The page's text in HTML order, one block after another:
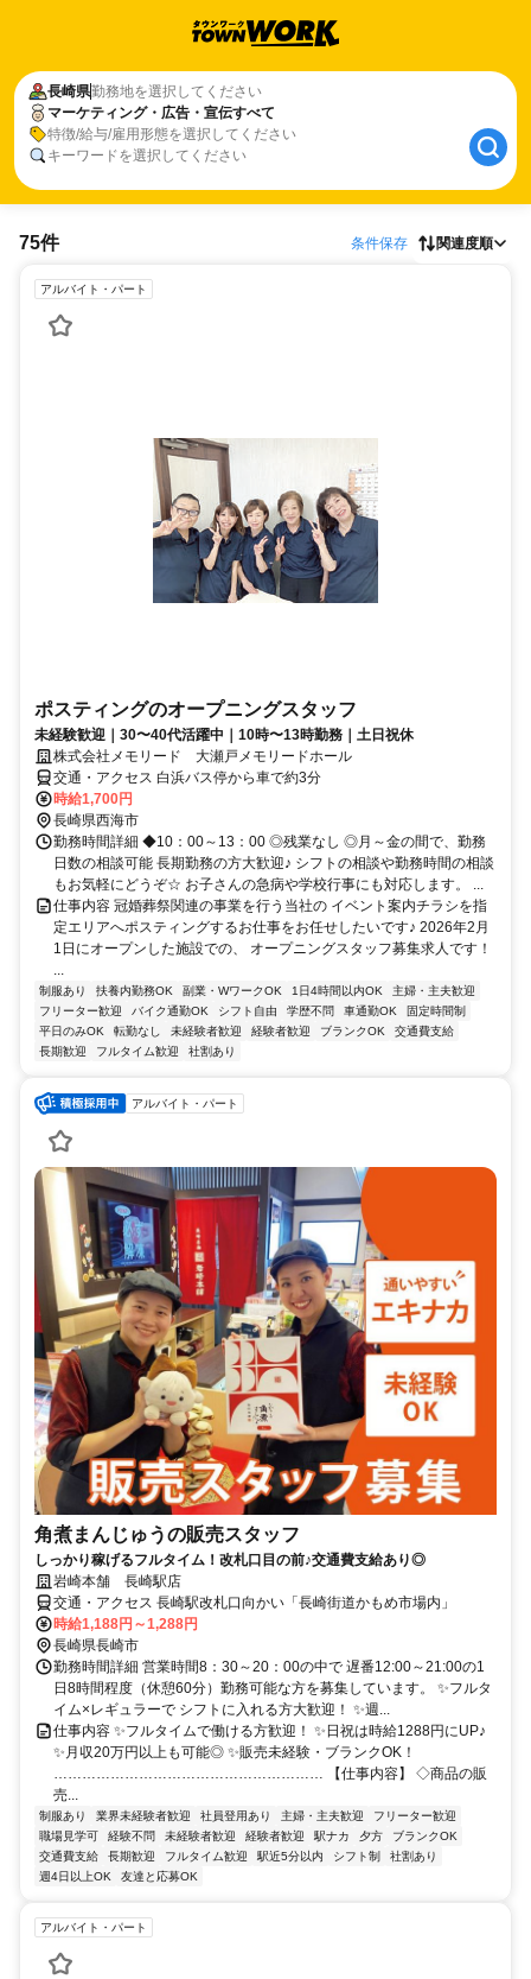
長崎県勤務地を選択してください
マーケティング・広告・宣伝すべて
特徴/給与/雇用形態を選択してください
キーワードを選択してください
75件 条件保存 関連度順
アルバイト・パート
ポスティングのオープニングスタッフ
未経験歓迎｜30〜40代活躍中｜10時〜13時勤務｜土日祝休
株式会社メモリード 大瀬戸メモリードホール
交通・アクセス 白浜バス停から車で約3分
時給1,700円
長崎県西海市
勤務時間詳細 ◆10：00～13：00 ◎残業なし ◎月～金の間で、勤務
日数の相談可能 長期勤務の方大歓迎♪ シフトの相談や勤務時間の相談
もお気軽にどうぞ☆ お子さんの急病や学校行事にも対応します。 ...
仕事内容 冠婚葬祭関連の事業を行う当社の イベント案内チラシを指
定エリアへポスティングするお仕事をお任せしたいです♪ 2026年2月
1日にオープンした施設での、 オープニングスタッフ募集求人です！
...
制服あり 扶養内勤務OK 副業・WワークOK 1日4時間以内OK
主婦・主夫歓迎
フリーター歓迎
バイク通勤OK シフト自由 学歴不問 車通勤OK
固定時間制
平日のみOK
転勤なし 未経験者歓迎 経験者歓迎 ブランクOK
交通費支給
長期歓迎
フルタイム歓迎 社割あり
アルバイト・パート
角煮まんじゅうの販売スタッフ
しっかり稼げるフルタイム！改札口目の前♪交通費支給あり◎
岩崎本舗 長崎駅店
交通・アクセス 長崎駅改札口向かい「長崎街道かもめ市場内」
時給1,188円～1,288円
長崎県長崎市
勤務時間詳細 営業時間8：30～20：00の中で 遅番12:00～21:00の1
日8時間程度（休憩60分）勤務可能な方を募集しています。 ✨フルタ
イム×レギュラーで シフトに入れる方大歓迎！ ✨週...
仕事内容 ✨フルタイムで働ける方歓迎！ ✨日祝は時給1288円にUP♪
✨月収20万円以上も可能◎ ✨販売未経験・ブランクOK！
………………………………………………… 【仕事内容】 ◇商品の販
売...
制服あり 業界未経験者歓迎 社員登用あり 主婦・主夫歓迎
フリーター歓迎
職場見学可
経験不問 未経験者歓迎 経験者歓迎 駅ナカ 夕方
ブランクOK
交通費支給
長期歓迎 フルタイム歓迎 駅近5分以内 シフト制
社割あり
週4日以上OK
友達と応募OK
アルバイト・パート